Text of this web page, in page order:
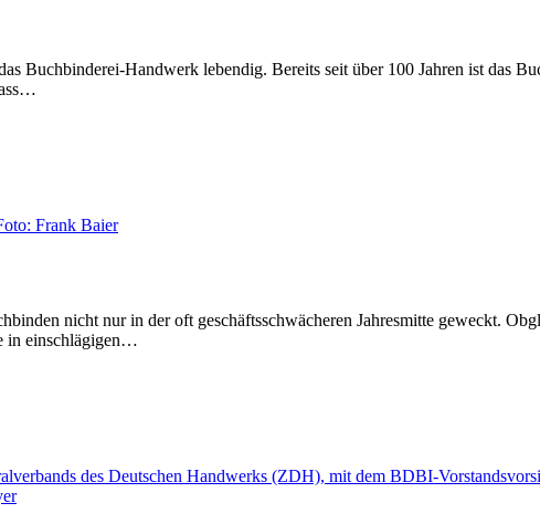
Buchbinderei-Handwerk lebendig. Bereits seit über 100 Jahren ist das
nicht nur in der oft geschäftsschwächeren Jahresmitte geweckt.
in einschlägigen…